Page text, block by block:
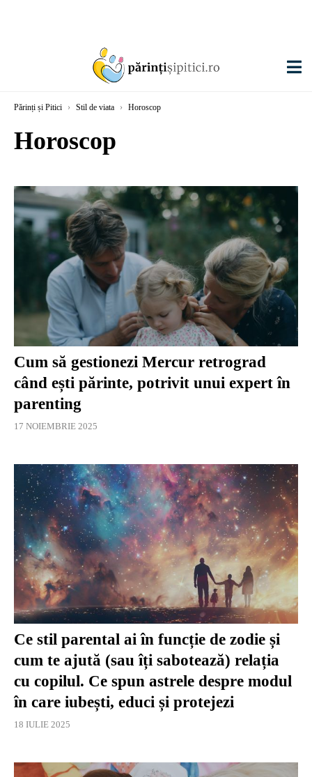
Părinți și Pitici › Stil de viata › Horoscop
Horoscop
Cum să gestionezi Mercur retrograd
când ești părinte, potrivit unui expert în
parenting
17 NOIEMBRIE 2025
Ce stil parental ai în funcție de zodie și
cum te ajută (sau îți sabotează) relația
cu copilul. Ce spun astrele despre modul
în care iubești, educi și protejezi
18 IULIE 2025